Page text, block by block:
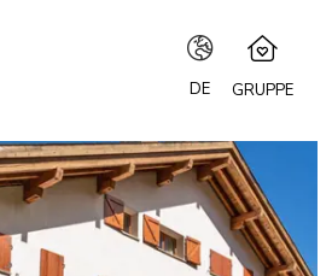
DE
IT
EN
FR
GRUPPE
Speciale Group
Speciale Home
Hotel Bernina Hospiz
2309 Restaurant